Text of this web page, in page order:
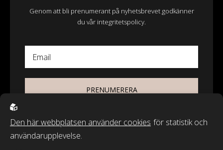
Genom att bli prenumerant på nyhetsbrevet godkänner
du vår integritetspolicy.
Email
PRENUMERERA
Den här webbplatsen använder cookies för statistik och
användarupplevelse.